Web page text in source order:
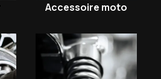
Accessoire moto